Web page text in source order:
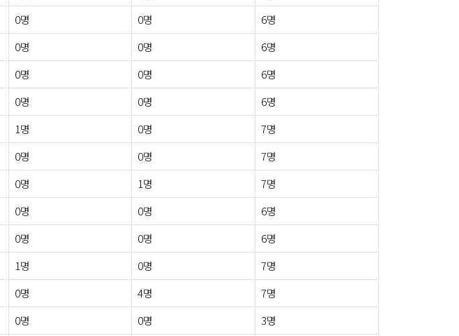
0명 0명
6명
0명 0명
6명
0명 0명
6명
0명 0명
6명
1명 0명
7명
0명 0명
7명
0명 1명
7명
0명 0명
6명
0명 0명
6명
1명 0명
7명
0명 4명
7명
0명 0명
3명